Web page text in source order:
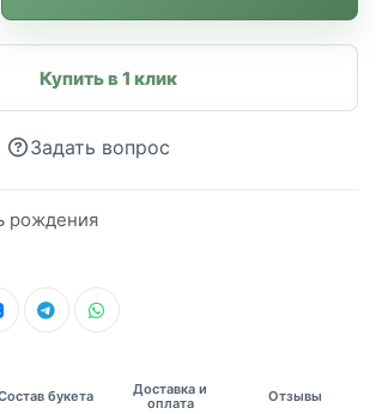
Купить в 1 клик
Задать вопрос
рождения
букета
Доставка и
оплата
Отзывы